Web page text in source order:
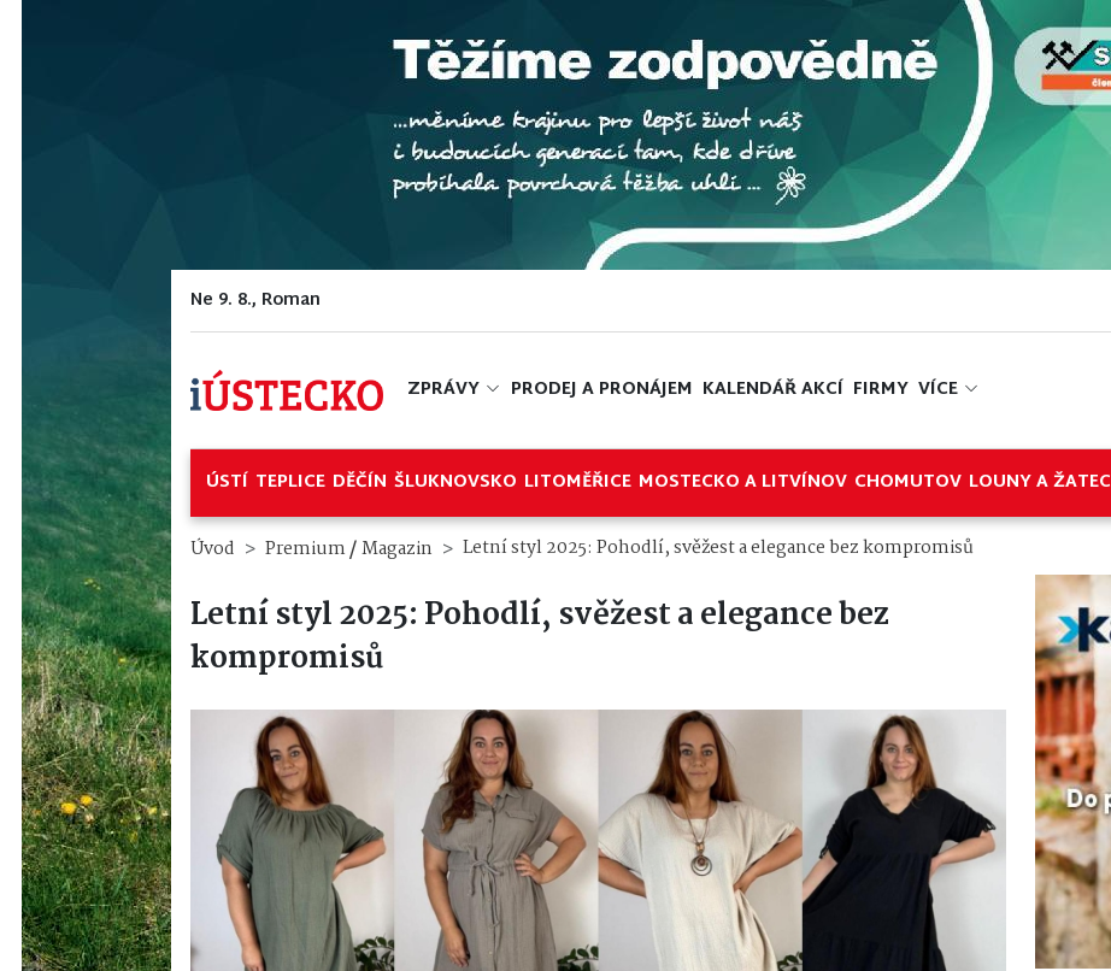
Ne 9. 8., Roman
ZPRÁVY PRODEJ A PRONÁJEM KALENDÁŘ AKCÍ FIRMY VÍCE
ÚSTÍ TEPLICE DĚČÍN ŠLUKNOVSKO LITOMĚŘICE MOSTECKO A LITVÍNOV CHOMUTOV LOUNY A ŽATEC
Úvod Premium/Magazin Letní styl 2025: Pohodlí, svěžest a elegance bez kompromisů
Letní styl 2025: Pohodlí, svěžest a elegance bez
kompromisů